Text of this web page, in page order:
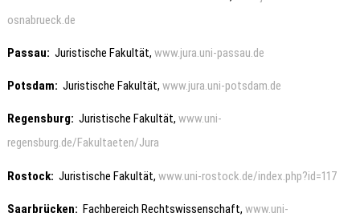
osnabrueck.de
Passau:Juristische Fakultät,www.jura.uni-passau.de
Potsdam:Juristische Fakultät,www.jura.uni-potsdam.de
Regensburg:Juristische Fakultät,www.uni-
regensburg.de/Fakultaeten/Jura
Rostock:Juristische Fakultät,www.uni-rostock.de/index.php?id=117
Saarbrücken:Fachbereich Rechtswissenschaft,www.uni-